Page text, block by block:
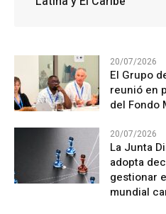
20/07/2026
El Grupo
reunió en
del Fondo
20/07/2026
La Junta
adopta
gestionar
mundial